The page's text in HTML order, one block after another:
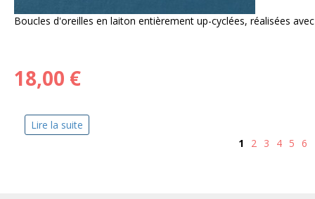
Boucles d'oreilles en laiton entièrement up-cyclées, réalisées
18,00 €
Lire la suite
1 2 3 4 5 6